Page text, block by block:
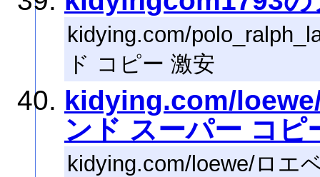
kidying.com/
ド コピー 激安
kidying.com/
ンド スーパー コピ
kidying.com/loewe/ロエ